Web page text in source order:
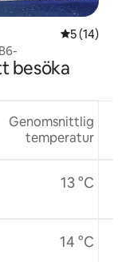
5 av 5 i
5 (14)
besöka
Genomsnittlig
temperatur
13 °C
14 °C